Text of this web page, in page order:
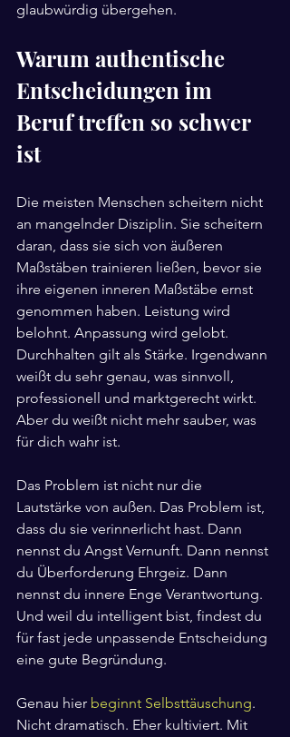
glaubwürdig übergehen.
Warum authentische
Entscheidungen im
Beruf treffen so schwer
ist
Die meisten Menschen scheitern nicht
an mangelnder Disziplin. Sie scheitern
daran, dass sie sich von äußeren
Maßstäben trainieren ließen, bevor sie
ihre eigenen inneren Maßstäbe ernst
genommen haben. Leistung wird
belohnt. Anpassung wird gelobt.
Durchhalten gilt als Stärke. Irgendwann
weißt du sehr genau, was sinnvoll,
professionell und marktgerecht wirkt.
Aber du weißt nicht mehr sauber, was
für dich wahr ist.
Das Problem ist nicht nur die
Lautstärke von außen. Das Problem ist,
dass du sie verinnerlicht hast. Dann
nennst du Angst Vernunft. Dann nennst
du Überforderung Ehrgeiz. Dann
nennst du innere Enge Verantwortung.
Und weil du intelligent bist, findest du
für fast jede unpassende Entscheidung
eine gute Begründung.
Genau hier beginnt Selbsttäuschung.
Nicht dramatisch. Eher kultiviert. Mit